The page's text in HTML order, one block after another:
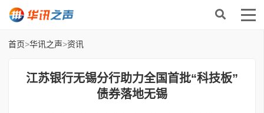
首页>华讯之声>资讯
江苏银行无锡分行助力全国首批“科技板”
债券落地无锡